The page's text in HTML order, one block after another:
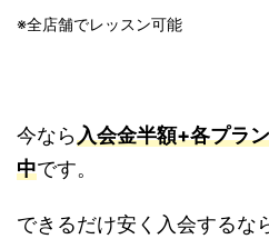
※全店舗でレッスン可能
今なら入会金半額+各プラ
中です。
できるだけ安く入会するな